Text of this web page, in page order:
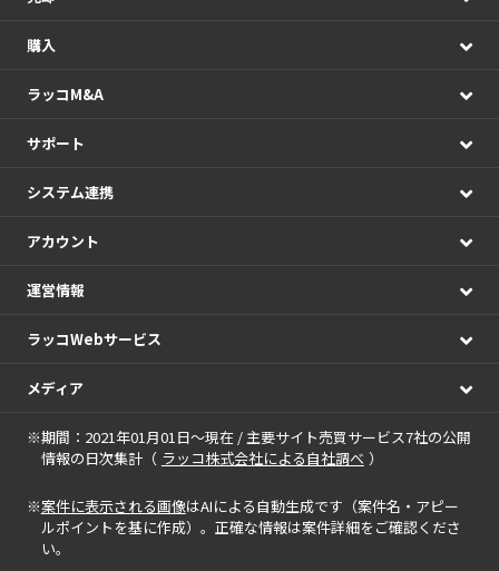
購入
ラッコM&A
サポート
システム連携
アカウント
運営情報
ラッコWebサービス
メディア
※期間：2021年01月01日～現在 / 主要サイト売買サービス7社の公開
情報の日次集計（ ラッコ株式会社による自社調べ ）
※案件に表示される画像はAIによる自動生成です（案件名・アピー
ルポイントを基に作成）。正確な情報は案件詳細をご確認くださ
い。